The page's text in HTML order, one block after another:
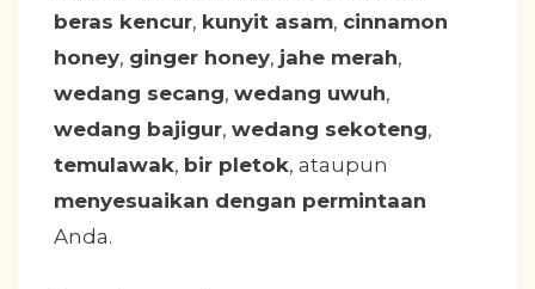
beras kencur, kunyit asam, cinnamon
honey, ginger honey, jahe merah,
wedang secang, wedang uwuh,
wedang bajigur, wedang sekoteng,
temulawak, bir pletok, ataupun
menyesuaikan dengan permintaan
Anda.